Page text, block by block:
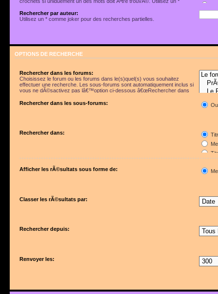
Rechercher par auteur:
Utilisez un * comme joker pour des recherches partielles.
OPTIONS DE RECHERCHE
Rechercher dans les forums:
Choisissez le forum ou les forums dans le(s)quel(s) vous souhaitez
effectuer une recherche. Les sous-forums sont automatiquement inclus si
vous ne dÃ©sactivez pas lâ€™option ci-dessous â€œRechercher dans
Rechercher dans les sous-forums:
Rechercher dans:
Afficher les rÃ©sultats sous forme de:
Classer les rÃ©sultats par:
Rechercher depuis:
Renvoyer les: